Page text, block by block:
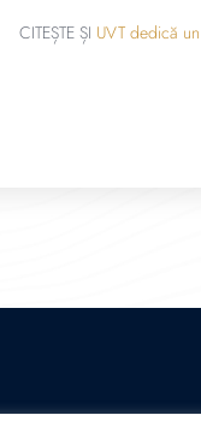
CITEȘTE ȘI UVT dedică